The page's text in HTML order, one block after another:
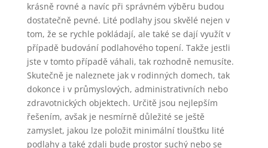
krásně rovné a navíc při správném výběru budou
dostatečně pevné. Lité podlahy jsou skvělé nejen v
tom, že se rychle pokládají, ale také se dají využít v
případě budování podlahového topení. Takže jestli
jste v tomto případě váhali, tak rozhodně nemusíte.
Skutečně je naleznete jak v rodinných domech, tak
dokonce i v průmyslových, administrativních nebo
zdravotnických objektech. Určitě jsou nejlepším
řešením, avšak je nesmírně důležité se ještě
zamyslet, jakou lze položit minimální tloušťku lité
podlahy a také zdali bude prostor suchý nebo se